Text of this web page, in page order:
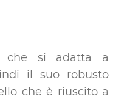
che si adatta a
il suo robusto
che è riuscito a